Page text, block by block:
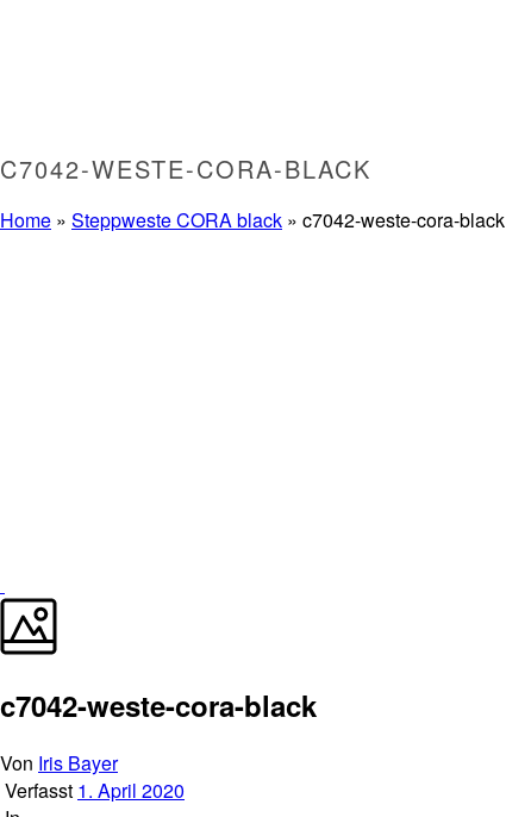
C7042-WESTE-CORA-BLACK
Home » Steppweste CORA black » c7042-weste-cora-black
c7042-weste-cora-black
Von Iris Bayer
Verfasst 1. April 2020